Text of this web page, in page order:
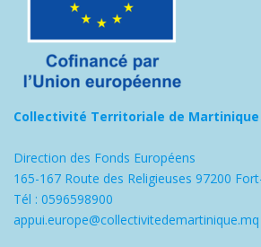
Collectivité Territoriale de Martinique
Direction des Fonds Européens
165-167 Route des Religieuses 97200
Tél : 0596598900
appui.europe@collectivitedemartinique.mq